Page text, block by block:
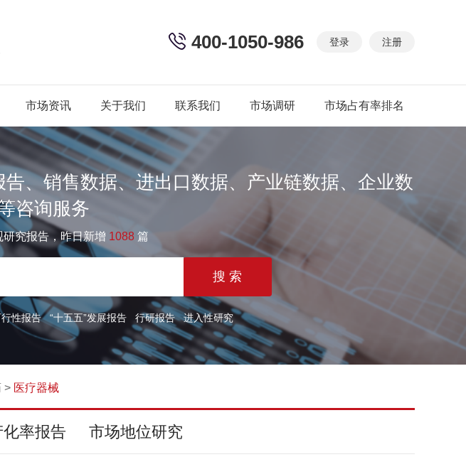
登录 注册
400-1050-986
市场资讯 关于我们 联系我们 市场调研 市场占有率排名
、销售数据、进出口数据、产业链数据、企业数
咨询服务
究报告，昨日新增 1088 篇
性报告 “十五五”发展报告 行研报告 进入性研究
> 医疗器械
化率报告 市场地位研究